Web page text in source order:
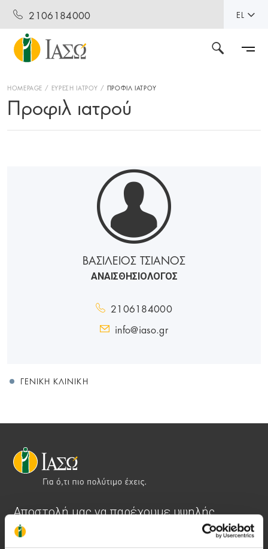
2106184000 EL
HOMEPAGE ΕΥΡΕΣΗ ΙΑΤΡΟΥ ΠΡΟΦΙΛ ΙΑΤΡΟΥ
Προφιλ ιατρού
ΒΑΣΙΛΕΙΟΣ ΤΣΙΑΝΟΣ
ΑΝΑΙΣΘΗΣΙΟΛΟΓΟΣ
2106184000
info@iaso.gr
ΓΕΝΙΚΉ ΚΛΙΝΙΚΉ
Αποστολή μας να παρέχουμε υψηλής
ποιότητας ολοκληρωμένες υπηρεσίες